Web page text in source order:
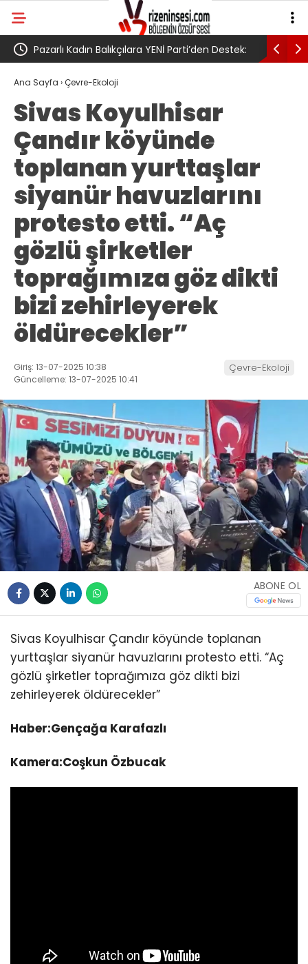
YENİ Parti’den Destek: AV. Süzen “Meclis’e gelen
umudumuzun fidesi olmuştur”
Ana Sayfa ›Çevre-Ekoloji
Sivas Koyulhisar
Çandır köyünde
toplanan yurttaşlar
siyanür havuzlarını
protesto etti. “Aç
gözlü şirketler
toprağımıza göz dikti
bizi zehirleyerek
öldürecekler”
Giriş: 13-07-2025 10:38
Güncelleme: 13-07-2025 10:41
Çevre-Ekoloji
ABONE OL
Sivas Koyulhisar Çandır köyünde toplanan
yurttaşlar siyanür havuzlarını protesto etti. “Aç
gözlü şirketler toprağımıza göz dikti bizi
zehirleyerek öldürecekler”
Haber:Gençağa Karafazlı
Kamera:Coşkun Özbucak